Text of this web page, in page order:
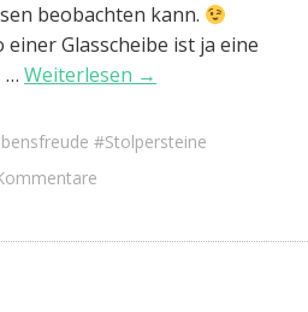
beobachten kann.
einer Glasscheibe ist ja eine
… Weiterlesen →
Stolpersteine